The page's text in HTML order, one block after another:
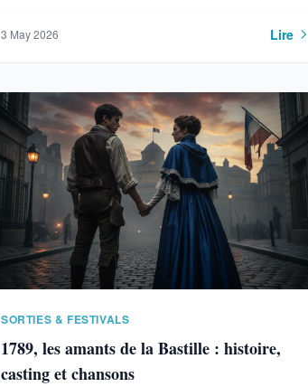
3 May 2026 Lire
SORTIES & FESTIVALS
1789, les amants de la Bastille : histoire,
casting et chansons